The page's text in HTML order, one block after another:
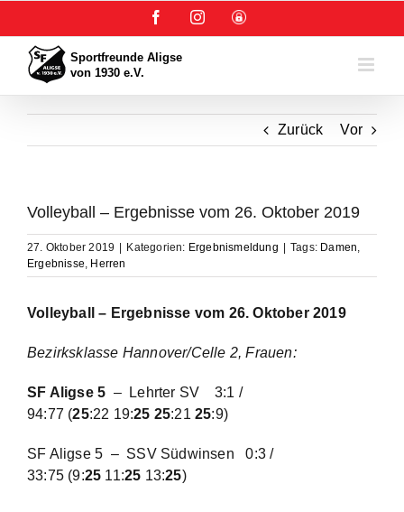
springen
FacebookInstagram
User-
Zurück Vor
Volleyball – Ergebnisse vom 26. Oktober 2019
27. Oktober 2019 Kategorien: Ergebnismeldung Tags: Damen,
Ergebnisse, Herren
Volleyball – Ergebnisse vom 26. Oktober 2019
Bezirksklasse Hannover/Celle 2, Frauen:
SF Aligse 5 – Lehrter SV3:1 /
94:77 (25:22 19:25 25:2125:9)
SF Aligse 5 – SSV Südwinsen0:3 /
33:75 (9:25 11:25 13:25)